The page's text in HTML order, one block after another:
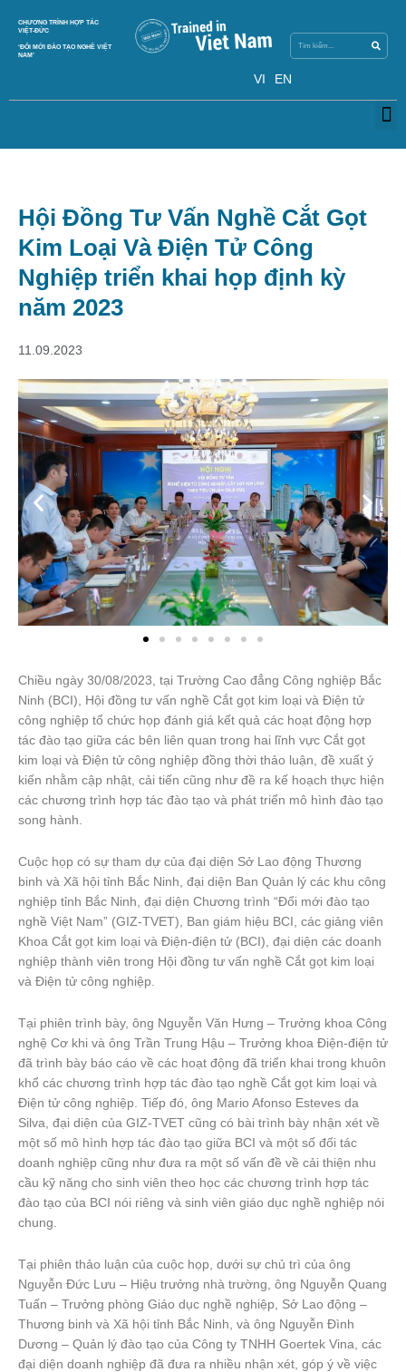
content
CHƯƠNG TRÌNH HỢP TÁC
VIỆT-ĐỨC
‘ĐỔI MỚI ĐÀO TẠO NGHỀ VIỆT
NAM’
VI EN
Hội Đồng Tư Vấn Nghề Cắt Gọt
Kim Loại Và Điện Tử Công
Nghiệp triển khai họp định kỳ
năm 2023
11.09.2023
Chiều ngày 30/08/2023, tại Trường Cao đẳng Công nghiệp Bắc
Ninh (BCI), Hội đồng tư vấn nghề Cắt gọt kim loại và Điện tử
công nghiệp tổ chức họp đánh giá kết quả các hoạt động hợp
tác đào tạo giữa các bên liên quan trong hai lĩnh vực Cắt gọt
kim loại và Điện tử công nghiệp đồng thời thảo luận, đề xuất ý
kiến nhằm cập nhật, cải tiến cũng như đề ra kế hoạch thực hiện
các chương trình hợp tác đào tạo và phát triển mô hình đào tạo
song hành.
Cuộc họp có sự tham dự của đại diện Sở Lao động Thương
binh và Xã hội tỉnh Bắc Ninh, đại diện Ban Quản lý các khu công
nghiệp tỉnh Bắc Ninh, đại diện Chương trình “Đổi mới đào tạo
nghề Việt Nam” (GIZ-TVET), Ban giám hiệu BCI, các giảng viên
Khoa Cắt gọt kim loại và Điện-điện tử (BCI), đại diện các doanh
nghiệp thành viên trong Hội đồng tư vấn nghề Cắt gọt kim loại
và Điện tử công nghiệp.
Tại phiên trình bày, ông Nguyễn Văn Hưng – Trưởng khoa Công
nghệ Cơ khi và ông Trần Trung Hậu – Trưởng khoa Điện-điện tử
đã trình bày báo cáo về các hoạt động đã triển khai trong khuôn
khổ các chương trình hợp tác đào tạo nghề Cắt gọt kim loại và
Điện tử công nghiệp. Tiếp đó, ông Mario Afonso Esteves da
Silva, đại diện của GIZ-TVET cũng có bài trình bày nhận xét về
một số mô hình hợp tác đào tạo giữa BCI và một số đối tác
doanh nghiệp cũng như đưa ra một số vấn đề về cải thiện nhu
cầu kỹ năng cho sinh viên theo học các chương trình hợp tác
đào tạo của BCI nói riêng và sinh viên giáo dục nghề nghiệp nói
chung.
Tại phiên thảo luận của cuộc họp, dưới sự chủ trì của ông
Nguyễn Đức Lưu – Hiệu trưởng nhà trường, ông Nguyễn Quang
Tuấn – Trưởng phòng Giáo dục nghề nghiệp, Sở Lao động –
Thương binh và Xã hội tỉnh Bắc Ninh, và ông Nguyễn Đình
Dương – Quản lý đào tạo của Công ty TNHH Goertek Vina, các
đại diện doanh nghiệp đã đưa ra nhiều nhận xét, góp ý về việc